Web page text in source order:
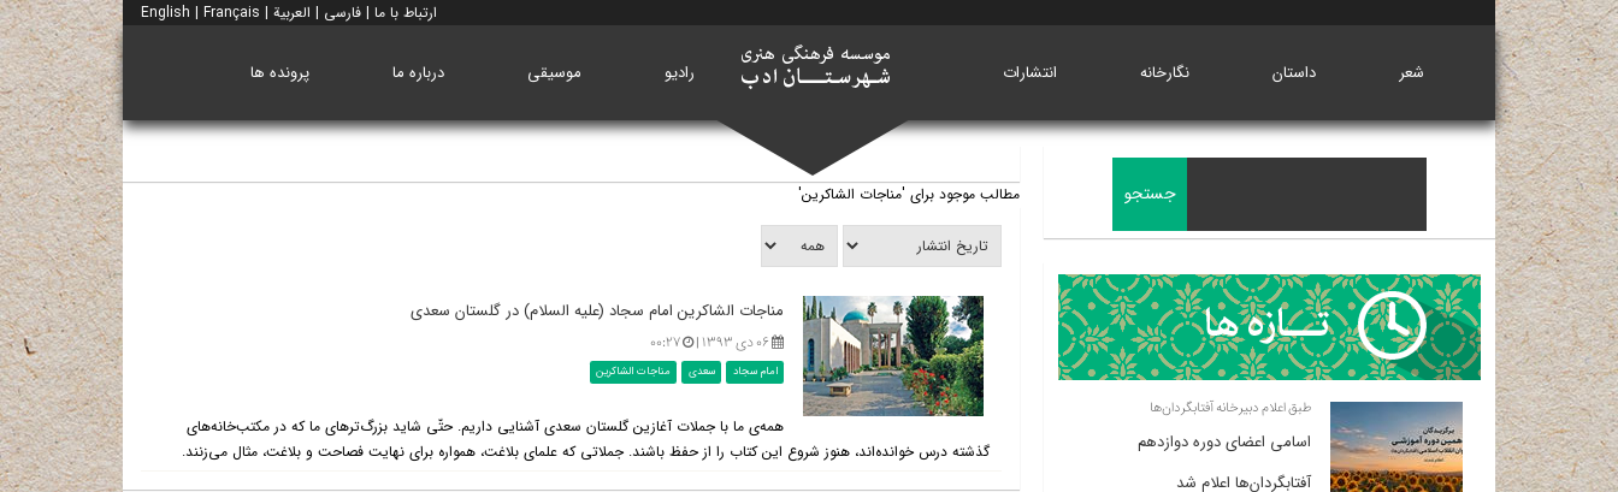
ارتباط با ما | فارسی | العربية |
English | Français
شعر داستان نگارخانه انتشارات خانه رادیو موسیقی درباره ما پرونده ها
مطالب موجود برای 'مناجات الشاکرین'
مناجات الشاکرین امام سجاد (علیه السلام) در گلستان سعدی
۰۶ دی ۱۳۹۳ | ۰۰:۲۷
امام سجاد سعدی مناجات الشاکرین
همه‌ی ما با جملات آغازین گلستان سعدی آشنایی داریم. حتّی شاید بزرگ‌ترهای ما که در مکتب‌خانه‌های
گذشته درس خوانده‌اند، هنوز شروع این کتاب را از حفظ باشند. جملاتی که علمای بلاغت، همواره برای نهایت فصاحت و بلاغت، مثال می‌زنند.
طبق اعلام دبیرخانه آفتابگردان‌ها
اسامی اعضای دوره دوازدهم
آفتابگردان‌ها اعلام شد